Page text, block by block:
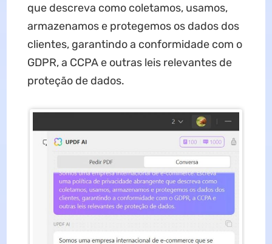
que descreva como coletamos, usamos,
armazenamos e protegemos os dados dos
clientes, garantindo a conformidade com o
GDPR, a CCPA e outras leis relevantes de
proteção de dados.